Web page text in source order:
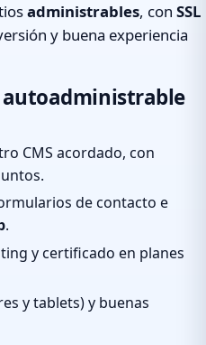
administrables, con SSL
y buena experiencia
CMS acordado, con
de contacto e
.
y certificado en planes
y tablets) y buenas